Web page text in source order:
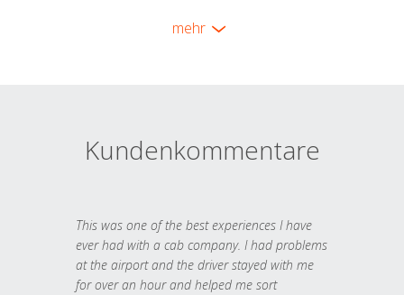
mehr
Kundenkommentare
This was one of the best experiences I have
ever had with a cab company. I had problems
at the airport and the driver stayed with me
for over an hour and helped me sort